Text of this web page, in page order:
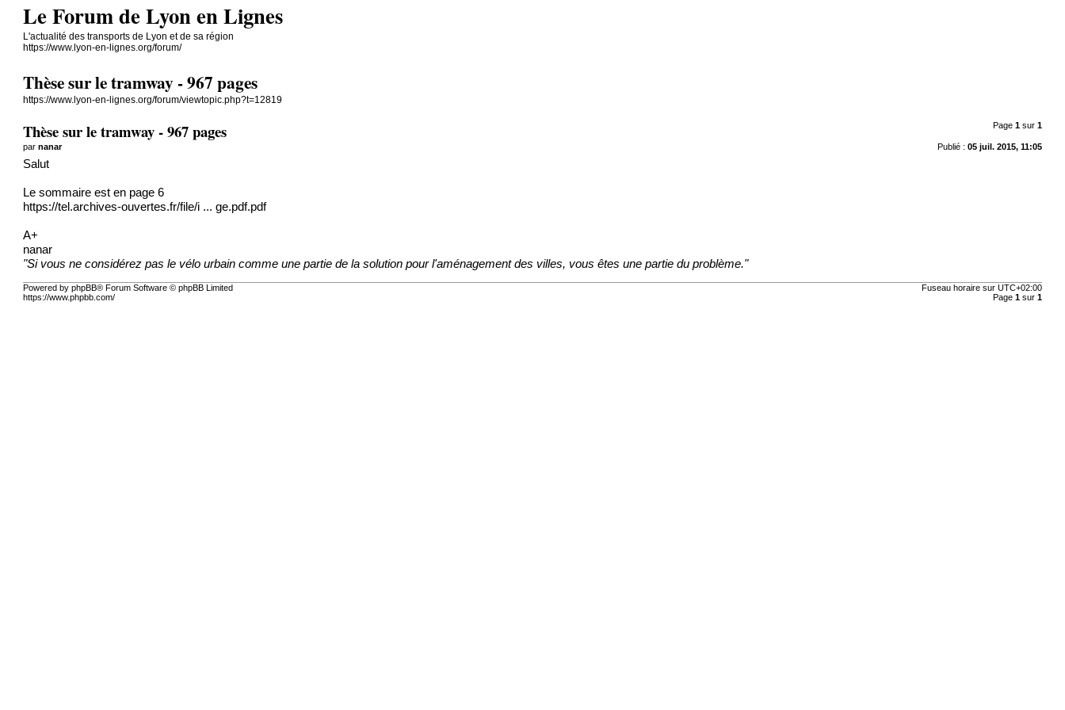
Le Forum de Lyon en Lignes
L'actualité des transports de Lyon et de sa région
https://www.lyon-en-lignes.org/forum/
Thèse sur le tramway - 967 pages
https://www.lyon-en-lignes.org/forum/viewtopic.php?t=12819
Page 1sur 1
Thèse sur le tramway - 967 pages
Publié : 05 juil. 2015, 11:05
parnanar
Salut
Le sommaire est en page 6
https://tel.archives-ouvertes.fr/file/i ... ge.pdf.pdf
A+
nanar
"Si vous ne considérez pas le vélo urbain comme une partie de la solution pour l'aménagement des villes, vous êtes une partie du problème."
Fuseau horaire sur UTC+02:00
Page 1sur 1
Powered by phpBB® Forum Software © phpBB Limited
https://www.phpbb.com/